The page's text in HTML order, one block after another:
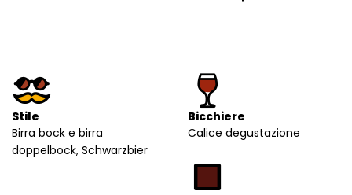
Stile
Birra bock e birra
doppelbock, Schwarzbier
Bicchiere
Calice degustazione